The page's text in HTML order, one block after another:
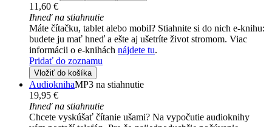
11,60 €
Ihneď na stiahnutie
Máte čítačku, tablet alebo mobil? Stiahnite si do nich e-knihu:
budete ju mať hneď a ešte aj ušetríte život stromom. Viac
informácii o e-knihách nájdete tu.
Pridať do zoznamu
Vložiť do košíka
AudioknihaMP3 na stiahnutie
19,95 €
Ihneď na stiahnutie
Chcete vyskúšať čítanie ušami? Na vypočutie audioknihy